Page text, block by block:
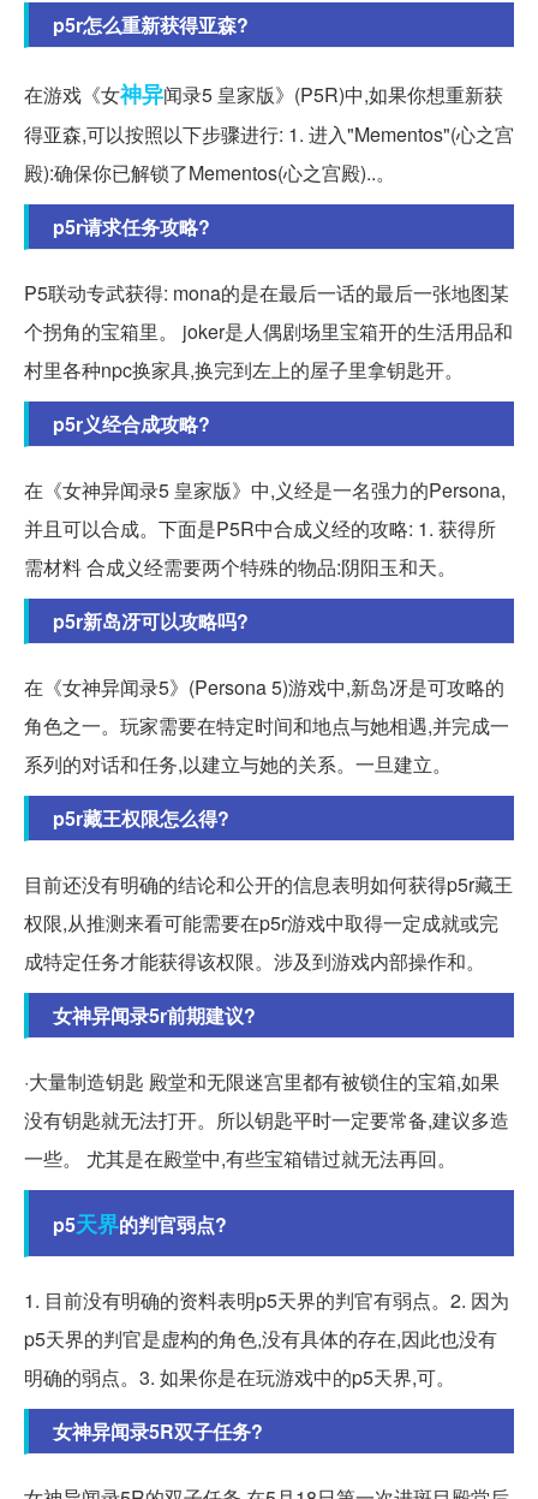
p5r怎么重新获得亚森?
在游戏《女神异闻录5 皇家版》(P5R)中,如果你想重新获
得亚森,可以按照以下步骤进行: 1. 进入"Mementos"(心之宫
殿):确保你已解锁了Mementos(心之宫殿)..。
p5r请求任务攻略?
P5联动专武获得: mona的是在最后一话的最后一张地图某
个拐角的宝箱里。 joker是人偶剧场里宝箱开的生活用品和
村里各种npc换家具,换完到左上的屋子里拿钥匙开。
p5r义经合成攻略?
在《女神异闻录5 皇家版》中,义经是一名强力的Persona,
并且可以合成。下面是P5R中合成义经的攻略: 1. 获得所
需材料 合成义经需要两个特殊的物品:阴阳玉和天。
p5r新岛冴可以攻略吗?
在《女神异闻录5》(Persona 5)游戏中,新岛冴是可攻略的
角色之一。玩家需要在特定时间和地点与她相遇,并完成一
系列的对话和任务,以建立与她的关系。一旦建立。
p5r藏王权限怎么得?
目前还没有明确的结论和公开的信息表明如何获得p5r藏王
权限,从推测来看可能需要在p5r游戏中取得一定成就或完
成特定任务才能获得该权限。涉及到游戏内部操作和。
女神异闻录5r前期建议?
·大量制造钥匙 殿堂和无限迷宫里都有被锁住的宝箱,如果
没有钥匙就无法打开。所以钥匙平时一定要常备,建议多造
一些。 尤其是在殿堂中,有些宝箱错过就无法再回。
p5天界的判官弱点?
1. 目前没有明确的资料表明p5天界的判官有弱点。2. 因为
p5天界的判官是虚构的角色,没有具体的存在,因此也没有
明确的弱点。3. 如果你是在玩游戏中的p5天界,可。
女神异闻录5R双子任务?